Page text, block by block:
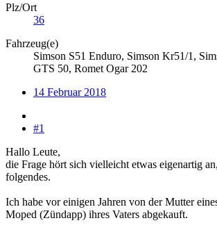
Plz/Ort
36
Fahrzeug(e)
Simson S51 Enduro, Simson Kr51/1,
GTS 50, Romet Ogar 202
14 Februar 2018
#1
Hallo Leute,
die Frage hört sich vielleicht etwas eigenartig
folgendes.
Ich habe vor einigen Jahren von der Mutter
Moped (Zündapp) ihres Vaters abgekauft.